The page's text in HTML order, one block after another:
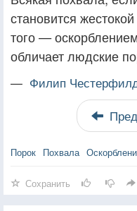
становится
того —
обличает людские
— Филип
Порок Похвала
Сохранить